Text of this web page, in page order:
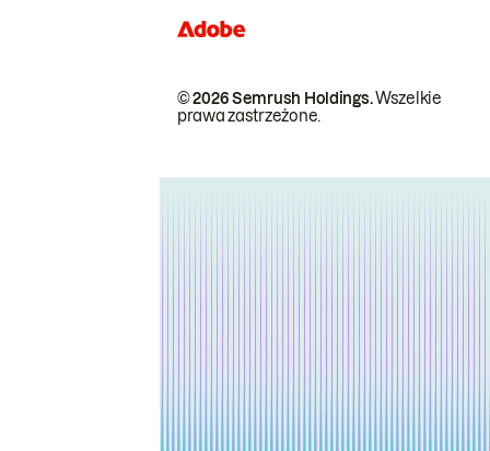
© 2026 Semrush Holdings.Wszelkie
prawa zastrzeżone.